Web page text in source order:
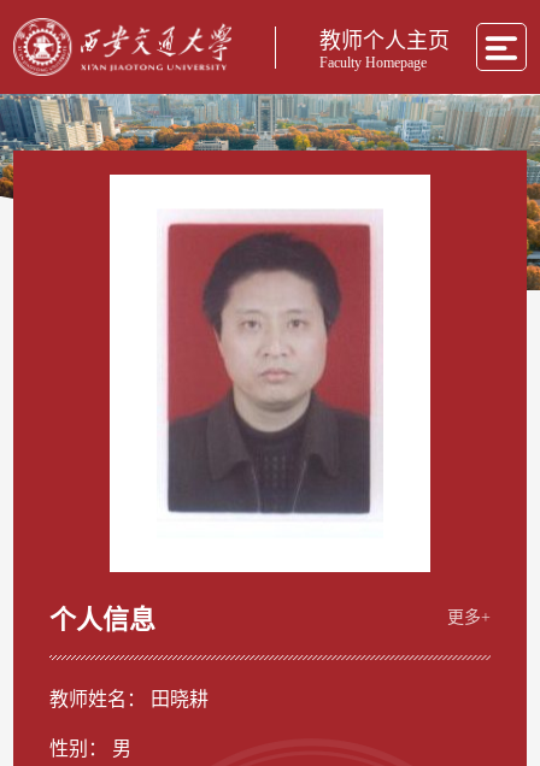
教师个人主页
Faculty Homepage
个人信息 更多+
教师姓名： 田晓耕
性别： 男